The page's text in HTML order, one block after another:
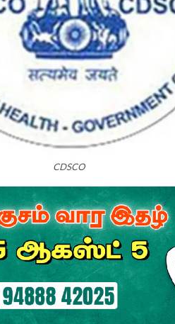
CDSCO